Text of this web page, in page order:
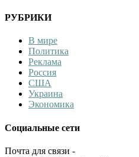
РУБРИКИ
В мире
Политика
Реклама
Россия
США
Украина
Экономика
Социальные сети
Почта для связи -